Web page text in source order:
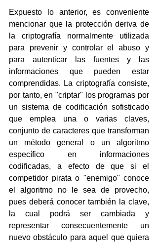
Expuesto lo anterior, es conveniente
mencionar que la protección deriva de
la criptografía normalmente utilizada
para prevenir y controlar el abuso y
para autenticar las fuentes y las
informaciones que pueden estar
comprendidas. La criptografía consiste,
por tanto, en "criptar" los programas por
un sistema de codificación sofisticado
que emplea una o varias claves,
conjunto de caracteres que transforman
un método general o un algoritmo
específico en informaciones
codificadas, a efecto de que si el
competidor pirata o "enemigo" conoce
el algoritmo no le sea de provecho,
pues deberá conocer también la clave,
la cual podrá ser cambiada y
representar consecuentemente un
nuevo obstáculo para aquel que quiera